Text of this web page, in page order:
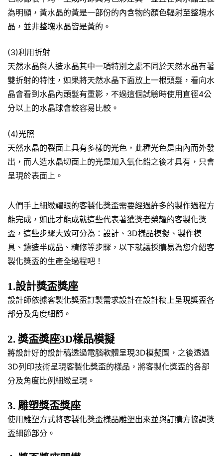
為明顯，黃水晶的黃是一部份的內含物的顏色輻射至整塊水
晶，並非整塊水晶皆是黃的。
(3)利用折射
天然水晶與人造水晶其中一項特別之處不同於天然水晶有著
雙折射的特性，如果將天然水晶下面放上一根頭髮，看向水
晶會看到水晶內頭髮有重影，不過這個試驗時使用直徑4公
分以上的水晶球會較容易比較。
(4)光照
天然水晶的裂面上具有多樣的光色，此種光色是由內而外發
出，而人造水晶切面上的光是加入氧化鉛之後才具有，只會
呈現於表面上。
人們手上細緻耀眼的客製化獎盃需要經過許多的製作過程方
能完成，如此才能成就這些代表著獲獎者榮耀的客製化獎
盃，這些步驟大致可分為：設計、3D樣品模擬、製作模
具、鑄造半成品、精修等步驟，以下就讓採購易為您介紹客
製化獎盃的生產全過程吧！
1.設計獎盃獎座
設計師依據客製化獎盃訂製需求設計在設計稿上呈現獎盃各
部分及角度細節。
2. 獎盃獎座3D樣品模擬
將設計好的設計稿透過電腦軟體呈現3D模擬圖，之後透過
3D列印技術呈現客製化獎盃的樣品，將客製化獎盃的各部
分及角度比例細緻呈現。
3. 雕塑獎盃獎座
使用雕塑方式將客製化獎盃樣品雕塑出來並與訂購方協調獎
盃細節部分。